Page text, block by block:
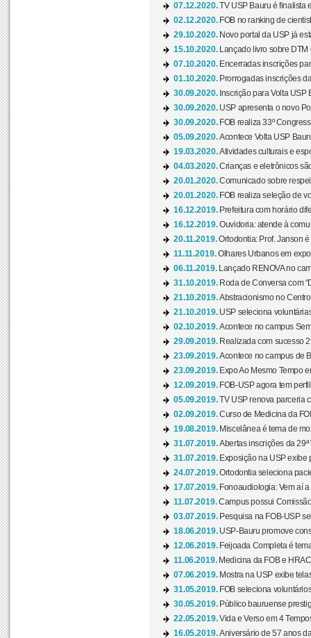
07.12.2020.TV USP Bauru é finalista
02.12.2020. FOB no ranking de
29.10.2020. Novo portal da USP já
15.10.2020.
Lançado livro sobre
07.10.2020. Encerradas inscrições
01.10.2020. Prorrogadas inscrições
30.09.2020. Inscrição para Volta USP
30.09.2020. USP apresenta o novo
30.09.2020. FOB realiza 33º
05.09.2020.Acontece Volta USP
19.03.2020.Atividades culturais e
04.03.2020.Crianças e eletrônicos
20.01.2020.Comunicado sobre
20.01.2020. FOB realiza seleção de
16.12.2019. Prefeitura com horário
16.12.2019.Ouvidoria: atende à
20.11.2019.Ortodontia: Prof. Janson
11.11.2019.Olhares Urbanos em
06.11.2019.
Lançado RENOVA no
31.10.2019. Roda de Conversa com
21.10.2019.Abstracionismo no
21.10.2019. USP seleciona
02.10.2019.Acontece no campus
29.09.2019. Realizada com sucesso
23.09.2019.Acontece no campus de
23.09.2019. Expo Ao Mesmo Tempo
12.09.2019. FOB-USP agora tem
05.09.2019.TV USP renova parceria
02.09.2019.Curso de Medicina da
19.08.2019. Miscelânea é tema de
31.07.2019.Abertas inscrições da 29ª
31.07.2019. Exposição na USP exibe
24.07.2019.Ortodontia seleciona
17.07.2019. Fonoaudiologia: Vem aí
11.07.2019.Campus possui
03.07.2019. Pesquisa na FOB-USP
18.06.2019. USP-Bauru promove
12.06.2019. Feijoada Completa é
11.06.2019. Medicina da FOB e
07.06.2019. Mostra na USP exibe
31.05.2019. FOB seleciona
30.05.2019. Público bauruense
22.05.2019.Vida e Verso em 4
16.05.2019.Aniversário de 57 anos